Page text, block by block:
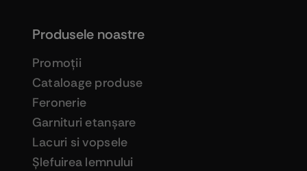
Produsele noastre
Promoţii
Cataloage produse
Feronerie
Garnituri etanşare
Lacuri si vopsele
Şlefuirea lemnului